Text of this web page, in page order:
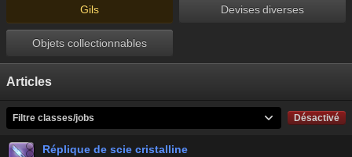
Gils Devises diverses
Objets collectionnables
Articles
Filtre classes/jobs Désactivé
Réplique de scie cristalline